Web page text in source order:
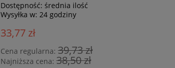
Dostępność: średnia ilość
Wysyłka w: 24 godziny
33,77 zł
Cena regularna:39,73 zł
Najniższa cena:38,50 zł